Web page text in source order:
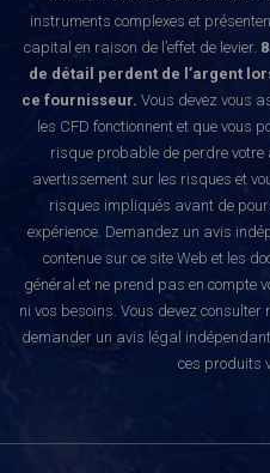
instruments complexes et
capital en raison de l’effet de levier.
de détail perdent de l’argent
ce fournisseur. Vous devez vous
les CFD fonctionnent et que vous
risque probable de perdre votre
avertissement sur les risques et
risques impliqués avant de
expérience. Demandez un avis
contenue sur ce site Web et les
général et ne prend pas en compte
ni vos besoins. Vous devez consulter
demander un avis légal
ces produits